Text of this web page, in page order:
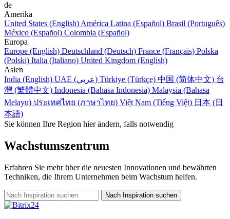
de
Amerika
United States (English) América Latina (Español) Brasil (Português)
México (Español) Colombia (Español)
Europa
Europe (English) Deutschland (Deutsch) France (Français) Polska
(Polski) Italia (Italiano) United Kingdom (English)
Asien
India (English)
UAE (عربي) Türkiye (Türkçe) 中国 (简体中文) 台
灣 (繁體中文) Indonesia (Bahasa Indonesia) Malaysia (Bahasa
Melayu) ประเทศไทย (ภาษาไทย) Việt Nam (Tiếng Việt) 日本 (日
本語)
Sie können Ihre Region hier ändern, falls notwendig
Wachstumszentrum
Erfahren Sie mehr über die neuesten Innovationen und bewährten
Techniken, die Ihrem Unternehmen beim Wachstum helfen.